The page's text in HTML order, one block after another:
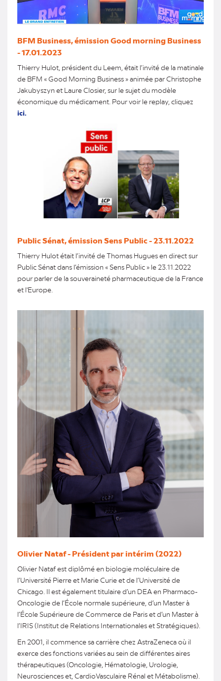
BFM Business, émission Good morning Business
- 17.01.2023
Thierry Hulot, président du Leem, était l’invité de la matinale
de BFM « Good Morning Business » animée par Christophe
Jakubyszyn et Laure Closier, sur le sujet du modèle
économique du médicament. Pour voir le replay, cliquez
ici.
Public Sénat, émission Sens Public - 23.11.2022
Thierry Hulot était l’invité de Thomas Hugues en direct sur
Public Sénat dans l’émission « Sens Public » le 23.11.2022
pour parler de la souveraineté pharmaceutique de la France
et l'Europe.
Olivier Nataf - Président par intérim (2022)
Olivier Nataf est diplômé en biologie moléculaire de
l’Université Pierre et Marie Curie et de l’Université de
Chicago. Il est également titulaire d’un DEA en Pharmaco-
Oncologie de l’École normale supérieure, d’un Master à
l’École Supérieure de Commerce de Paris et d’un Master à
l’IRIS (Institut de Relations Internationales et Stratégiques).
En 2001, il commence sa carrière chez AstraZeneca où il
exerce des fonctions variées au sein de différentes aires
thérapeutiques (Oncologie, Hématologie, Urologie,
Neurosciences et, CardioVasculaire Rénal et Métabolisme).